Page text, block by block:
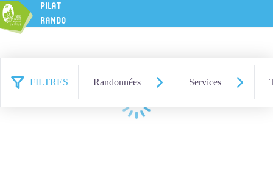
PILAT
RANDO
FILTRES Randonnées Services
Chargement